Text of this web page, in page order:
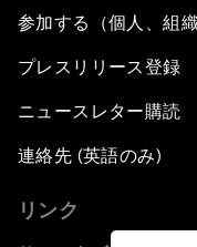
参加する（個人、組織
プレスリリース登録
ニュースレター購読
連絡先 (英語のみ)
リンク